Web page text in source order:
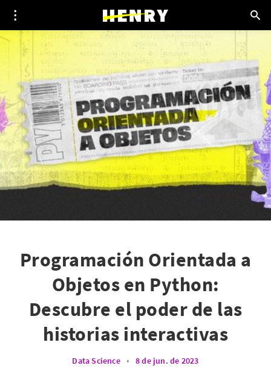
Programación Orientada a
Objetos en Python:
Descubre el poder de las
historias interactivas
Data Science • 8 de jun. de 2023